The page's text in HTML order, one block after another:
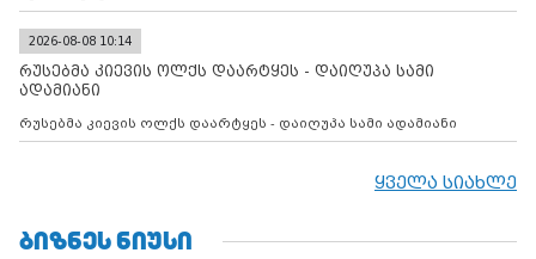
2026-08-08 10:14
რუსებმა კიევის ოლქს დაარტყეს - დაიღუპა სამი
ადამიანი
რუსებმა კიევის ოლქს დაარტყეს - დაიღუპა სამი ადამიანი
ყველა სიახლე
ᲑᲘᲖᲜᲔᲡ ᲜᲘᲣᲡᲘ